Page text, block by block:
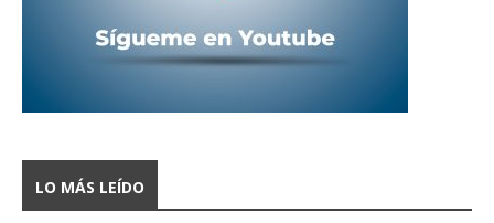
LO MÁS LEÍDO